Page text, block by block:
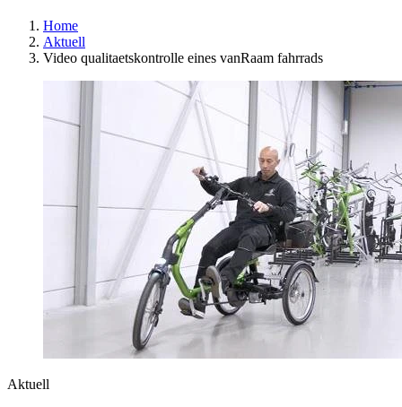
Home
Aktuell
Video qualitaetskontrolle eines vanRaam fahrrads
Aktuell